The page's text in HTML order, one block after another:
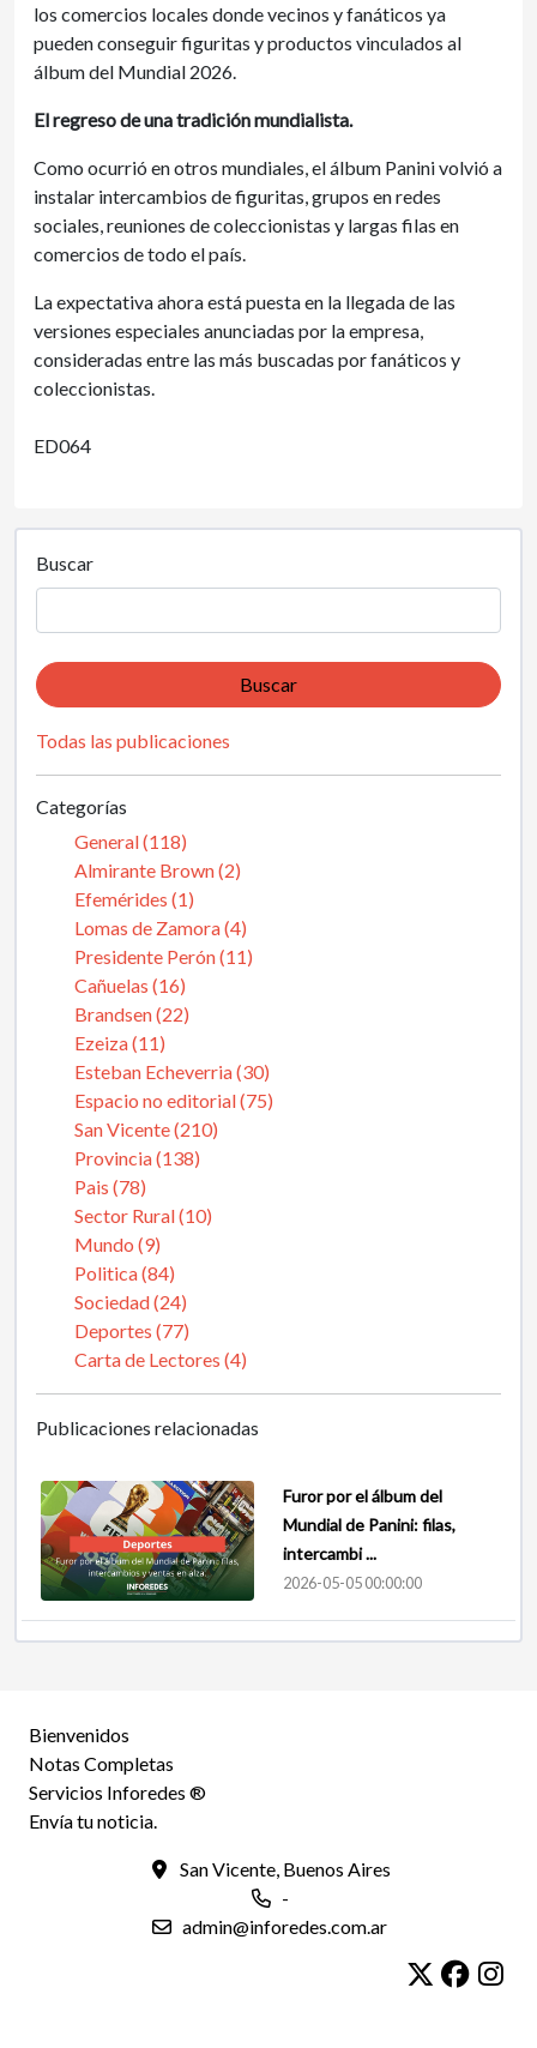
los comercios locales donde vecinos y fanáticos ya
pueden conseguir figuritas y productos vinculados al
álbum del Mundial 2026.
El regreso de una tradición mundialista.
Como ocurrió en otros mundiales, el álbum Panini volvió a
instalar intercambios de figuritas, grupos en redes
sociales, reuniones de coleccionistas y largas filas en
comercios de todo el país.
La expectativa ahora está puesta en la llegada de las
versiones especiales anunciadas por la empresa,
consideradas entre las más buscadas por fanáticos y
coleccionistas.
ED064
Buscar
Buscar
Todas las publicaciones
Categorías
General (118)
Almirante Brown (2)
Efemérides (1)
Lomas de Zamora (4)
Presidente Perón (11)
Cañuelas (16)
Brandsen (22)
Ezeiza (11)
Esteban Echeverria (30)
Espacio no editorial (75)
San Vicente (210)
Provincia (138)
Pais (78)
Sector Rural (10)
Mundo (9)
Politica (84)
Sociedad (24)
Deportes (77)
Carta de Lectores (4)
Publicaciones relacionadas
Furor por el álbum del
Mundial de Panini: filas,
intercambi ...
2026-05-05 00:00:00
Bienvenidos
Notas Completas
Servicios Inforedes ®
Envía tu noticia.
San Vicente, Buenos Aires
-
admin@inforedes.com.ar